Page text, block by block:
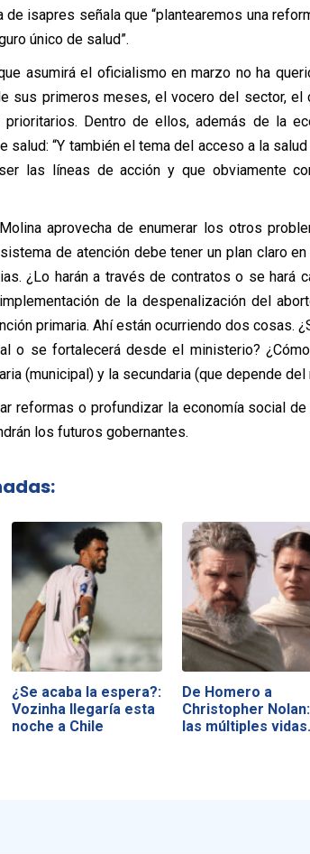
isapres señala que “plantearemos una
único de salud”.
asumirá el oficialismo en marzo no ha
sus primeros meses, el vocero del sector, el
prioritarios. Dentro de ellos, además de la
salud: “Y también el tema del acceso a la
las líneas de acción y que obviamente
aprovecha de enumerar los otros
sistema de atención debe tener un plan claro
¿Lo harán a través de contratos o se hará
de la despenalización del
primaria. Ahí están ocurriendo dos cosas.
o se fortalecerá desde el ministerio?
(municipal) y la secundaria (que depende del
reformas o profundizar la economía social
los futuros gobernantes.
¿Se acaba la espera?:
Vozinha llegaría esta
noche a Chile
De Homero a
Christopher Nolan:
las múltiples